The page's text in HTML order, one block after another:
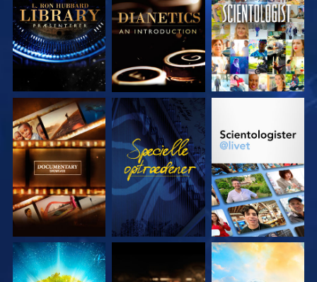
UDFORSK SERIEN SE UDFORSK SERIEN